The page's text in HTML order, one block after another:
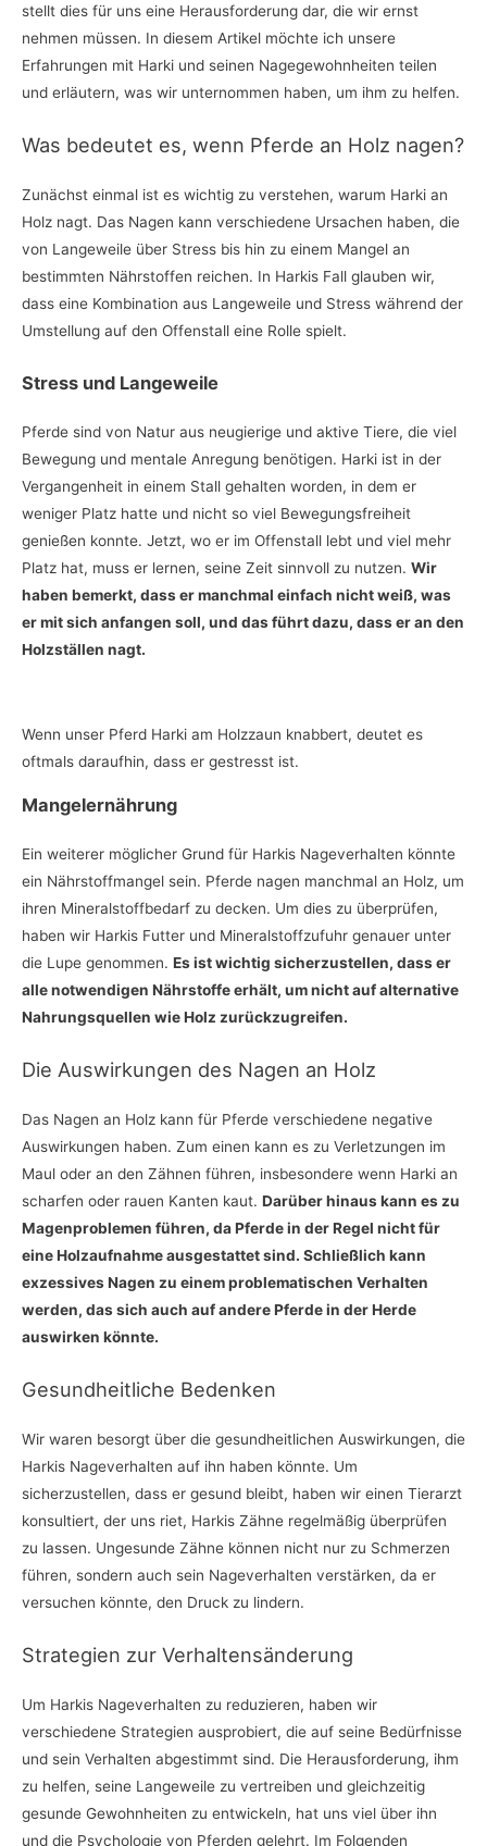
stellt dies für uns eine Herausforderung dar, die wir ernst
nehmen müssen. In diesem Artikel möchte ich unsere
Erfahrungen mit Harki und seinen Nagegewohnheiten teilen
und erläutern, was wir unternommen haben, um ihm zu helfen.
Was bedeutet es, wenn Pferde an Holz nagen?
Zunächst einmal ist es wichtig zu verstehen, warum Harki an
Holz nagt. Das Nagen kann verschiedene Ursachen haben, die
von Langeweile über Stress bis hin zu einem Mangel an
bestimmten Nährstoffen reichen. In Harkis Fall glauben wir,
dass eine Kombination aus Langeweile und Stress während der
Umstellung auf den Offenstall eine Rolle spielt.
Stress und Langeweile
Pferde sind von Natur aus neugierige und aktive Tiere, die viel
Bewegung und mentale Anregung benötigen. Harki ist in der
Vergangenheit in einem Stall gehalten worden, in dem er
weniger Platz hatte und nicht so viel Bewegungsfreiheit
genießen konnte. Jetzt, wo er im Offenstall lebt und viel mehr
Platz hat, muss er lernen, seine Zeit sinnvoll zu nutzen. Wir
haben bemerkt, dass er manchmal einfach nicht weiß, was
er mit sich anfangen soll, und das führt dazu, dass er an den
Holzställen nagt.
Wenn unser Pferd Harki am Holzzaun knabbert, deutet es
oftmals daraufhin, dass er gestresst ist.
Mangelernährung
Ein weiterer möglicher Grund für Harkis Nageverhalten könnte
ein Nährstoffmangel sein. Pferde nagen manchmal an Holz, um
ihren Mineralstoffbedarf zu decken. Um dies zu überprüfen,
haben wir Harkis Futter und Mineralstoffzufuhr genauer unter
die Lupe genommen. Es ist wichtig sicherzustellen, dass er
alle notwendigen Nährstoffe erhält, um nicht auf alternative
Nahrungsquellen wie Holz zurückzugreifen.
Die Auswirkungen des Nagen an Holz
Das Nagen an Holz kann für Pferde verschiedene negative
Auswirkungen haben. Zum einen kann es zu Verletzungen im
Maul oder an den Zähnen führen, insbesondere wenn Harki an
scharfen oder rauen Kanten kaut. Darüber hinaus kann es zu
Magenproblemen führen, da Pferde in der Regel nicht für
eine Holzaufnahme ausgestattet sind. Schließlich kann
exzessives Nagen zu einem problematischen Verhalten
werden, das sich auch auf andere Pferde in der Herde
auswirken könnte.
Gesundheitliche Bedenken
Wir waren besorgt über die gesundheitlichen Auswirkungen, die
Harkis Nageverhalten auf ihn haben könnte. Um
sicherzustellen, dass er gesund bleibt, haben wir einen Tierarzt
konsultiert, der uns riet, Harkis Zähne regelmäßig überprüfen
zu lassen. Ungesunde Zähne können nicht nur zu Schmerzen
führen, sondern auch sein Nageverhalten verstärken, da er
versuchen könnte, den Druck zu lindern.
Strategien zur Verhaltensänderung
Um Harkis Nageverhalten zu reduzieren, haben wir
verschiedene Strategien ausprobiert, die auf seine Bedürfnisse
und sein Verhalten abgestimmt sind. Die Herausforderung, ihm
zu helfen, seine Langeweile zu vertreiben und gleichzeitig
gesunde Gewohnheiten zu entwickeln, hat uns viel über ihn
und die Psychologie von Pferden gelehrt. Im Folgenden